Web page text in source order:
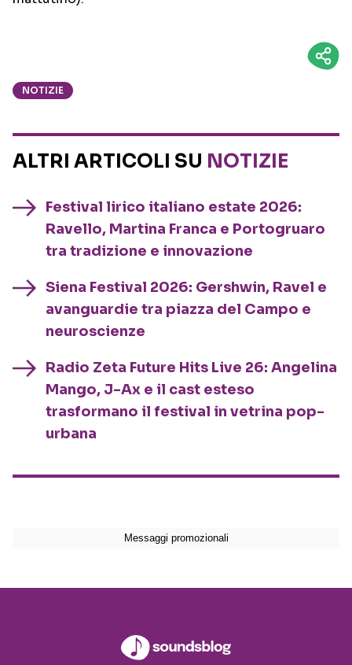
NOTIZIE
ALTRI ARTICOLI SU NOTIZIE
Festival lirico italiano estate 2026:
Ravello, Martina Franca e Portogruaro
tra tradizione e innovazione
Siena Festival 2026: Gershwin, Ravel e
avanguardie tra piazza del Campo e
neuroscienze
Radio Zeta Future Hits Live 26: Angelina
Mango, J-Ax e il cast esteso
trasformano il festival in vetrina pop-
urbana